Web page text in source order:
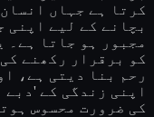
کرتا ہے جہاں
بچانے کے لیے اپنی
مجبور ہو جاتا ہے۔
کو برقرار رکھنے
رحم بنا دیتی ہے،
اپنی زندگی کے
کی ضرورت محسوس